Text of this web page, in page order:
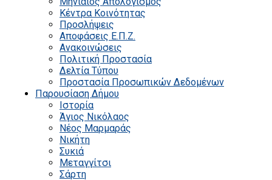
Κέντρα Κοινότητας
Προσλήψεις
Αποφάσεις Ε.Π.Ζ.
Ανακοινώσεις
Πολιτική Προστασία
Δελτία Τύπου
Προστασία Προσωπικών Δεδομένων
Παρουσίαση Δήμου
Ιστορία
Άγιος Νικόλαος
Νέος Μαρμαράς
Νικήτη
Συκιά
Μεταγγίτσι
Σάρτη